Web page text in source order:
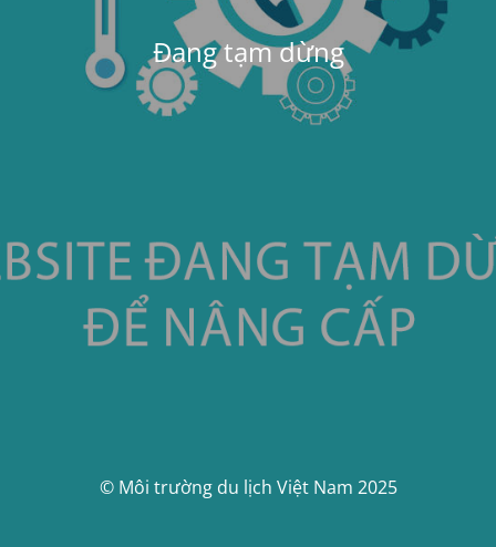
Đang tạm dừng
© Môi trường du lịch Việt Nam 2025